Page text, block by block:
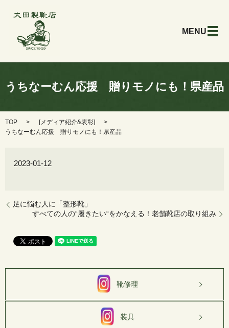
メ
うちなーむん応援 贈りモノにも！県産品
TOP [メディア紹介&表彰]
うちなーむん応援 贈りモノにも！県産品
2023-01-12
足に悩む人に「整形靴」
すべての人の“履きたい“をかなえる！老舗靴店の取り組み
靴修理
装具